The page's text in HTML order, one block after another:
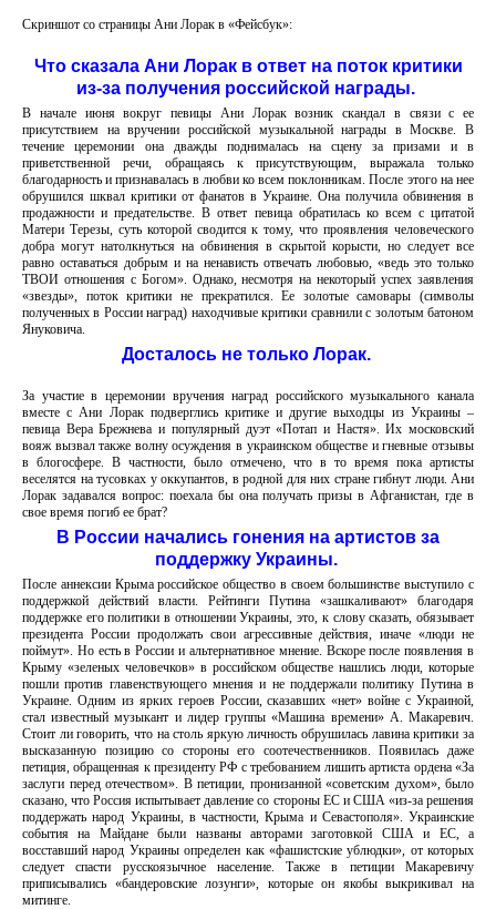
Скриншот со страницы Ани Лорак в «Фейсбук»:
Что сказала Ани Лорак в ответ на поток критики
из-за получения российской награды.
В начале июня вокруг певицы Ани Лорак возник скандал в связи с ее
присутствием на вручении российской музыкальной награды в Москве. В
течение церемонии она дважды поднималась на сцену за призами и в
приветственной речи, обращаясь к присутствующим, выражала только
благодарность и признавалась в любви ко всем поклонникам. После этого на нее
обрушился шквал критики от фанатов в Украине. Она получила обвинения в
продажности и предательстве. В ответ певица обратилась ко всем с цитатой
Матери Терезы, суть которой сводится к тому, что проявления человеческого
добра могут натолкнуться на обвинения в скрытой корысти, но следует все
равно оставаться добрым и на ненависть отвечать любовью, «ведь это только
ТВОИ отношения с Богом». Однако, несмотря на некоторый успех заявления
«звезды», поток критики не прекратился. Ее золотые самовары (символы
полученных в России наград) находчивые критики сравнили с золотым батоном
Януковича.
Досталось не только Лорак.
За участие в церемонии вручения наград российского музыкального канала
вместе с Ани Лорак подверглись критике и другие выходцы из Украины –
певица Вера Брежнева и популярный дуэт «Потап и Настя». Их московский
вояж вызвал также волну осуждения в украинском обществе и гневные отзывы
в блогосфере. В частности, было отмечено, что в то время пока артисты
веселятся на тусовках у оккупантов, в родной для них стране гибнут люди. Ани
Лорак задавался вопрос: поехала бы она получать призы в Афганистан, где в
свое время погиб ее брат?
В России начались гонения на артистов за
поддержку Украины.
После аннексии Крыма российское общество в своем большинстве выступило с
поддержкой действий власти. Рейтинги Путина «зашкаливают» благодаря
поддержке его политики в отношении Украины, это, к слову сказать, обязывает
президента России продолжать свои агрессивные действия, иначе «люди не
поймут». Но есть в России и альтернативное мнение. Вскоре после появления в
Крыму «зеленых человечков» в российском обществе нашлись люди, которые
пошли против главенствующего мнения и не поддержали политику Путина в
Украине. Одним из ярких героев России, сказавших «нет» войне с Украиной,
стал известный музыкант и лидер группы «Машина времени» А. Макаревич.
Стоит ли говорить, что на столь яркую личность обрушилась лавина критики за
высказанную позицию со стороны его соотечественников. Появилась даже
петиция, обращенная к президенту РФ с требованием лишить артиста ордена «За
заслуги перед отечеством». В петиции, пронизанной «советским духом», было
сказано, что Россия испытывает давление со стороны ЕС и США «из-за решения
поддержать народ Украины, в частности, Крыма и Севастополя». Украинские
события на Майдане были названы авторами заготовкой США и ЕС, а
восставший народ Украины определен как «фашистские ублюдки», от которых
следует спасти русскоязычное население. Также в петиции Макаревичу
приписывались «бандеровские лозунги», которые он якобы выкрикивал на
митинге.